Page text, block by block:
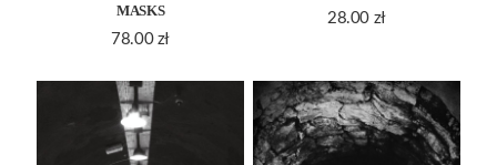
MASKS
78.00 zł
28.00 zł